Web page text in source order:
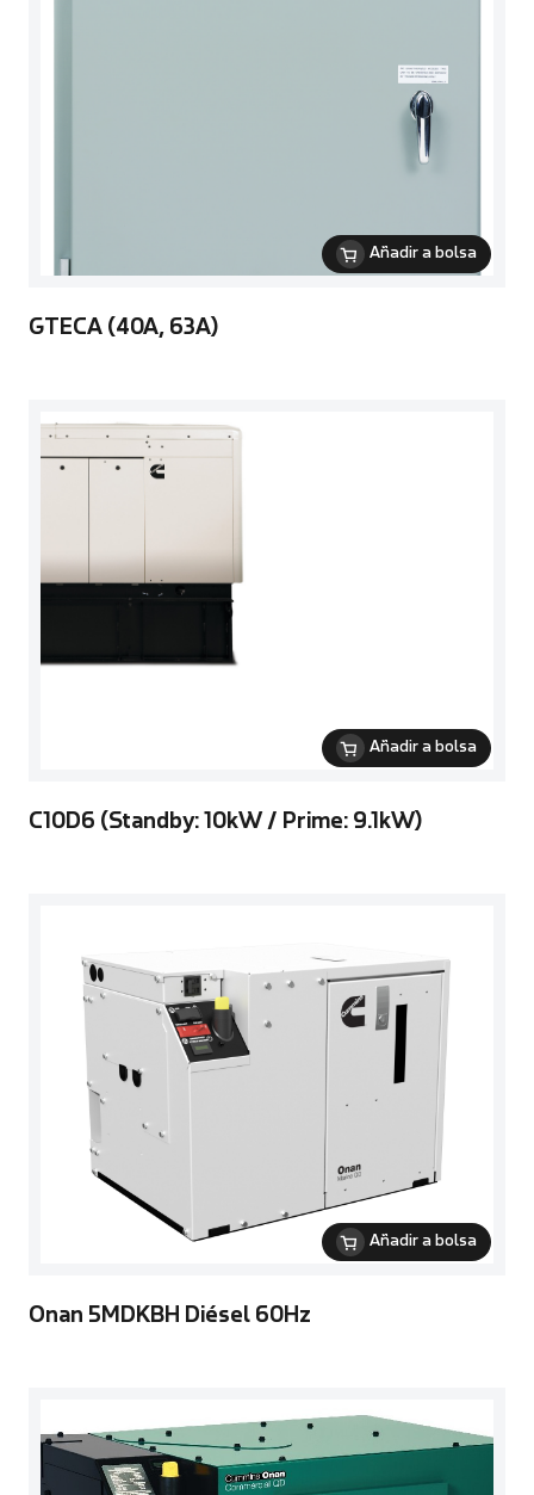
Añadir a bolsa
GTECA (40A, 63A)
Añadir a bolsa
C10D6 (Standby: 10kW / Prime: 9.1kW)
Añadir a bolsa
Onan 5MDKBH Diésel 60Hz